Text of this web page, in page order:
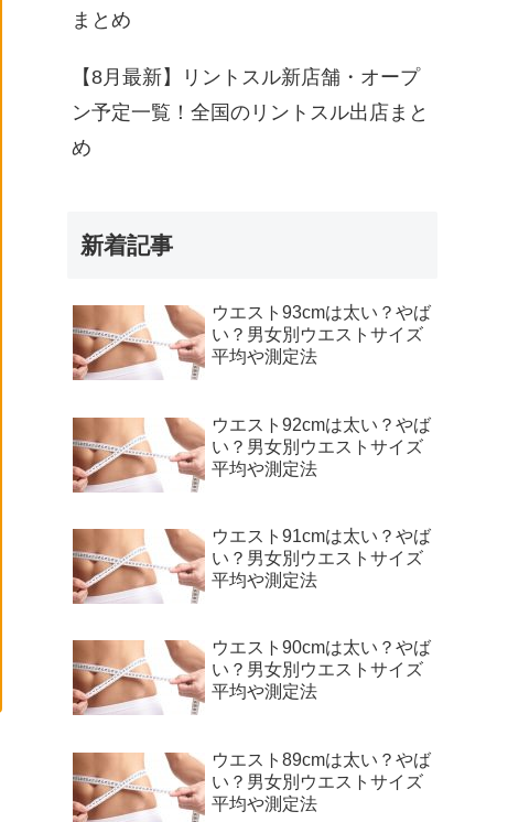
まとめ
【8月最新】リントスル新店舗・オープ
ン予定一覧！全国のリントスル出店まと
め
新着記事
ウエスト93cmは太い？やば
い？男女別ウエストサイズ
平均や測定法
ウエスト92cmは太い？やば
い？男女別ウエストサイズ
平均や測定法
ウエスト91cmは太い？やば
い？男女別ウエストサイズ
平均や測定法
ウエスト90cmは太い？やば
い？男女別ウエストサイズ
平均や測定法
ウエスト89cmは太い？やば
い？男女別ウエストサイズ
平均や測定法